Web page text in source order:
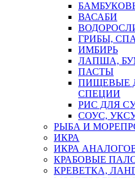
ВАСАБИ
ГРИБЫ,
ИМБИРЬ
ЛАПША,
ПАСТЫ
ПИЩЕВЫЕ
СПЕЦИИ
РИС ДЛЯ
СОУС,
РЫБА И
ИКРА
ИКРА
КРАБОВЫЕ
КРЕВЕТКА,